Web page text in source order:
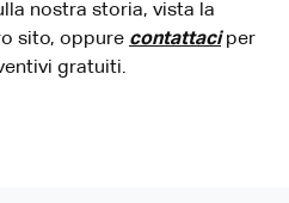
nostra storia, vista la
sito, oppure contattaciper
gratuiti.